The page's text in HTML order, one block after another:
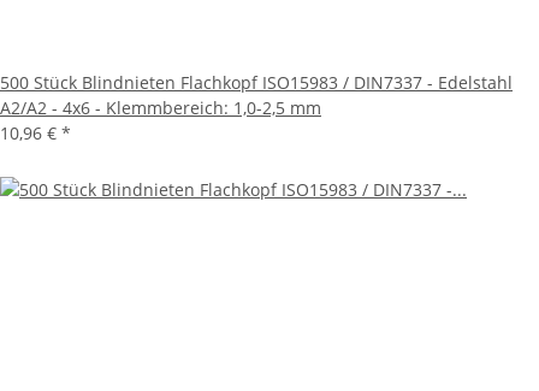
500 Stück Blindnieten Flachkopf ISO15983 / DIN7337 - Edelstahl
A2/A2 - 4x6 - Klemmbereich: 1,0-2,5 mm
10,96 € *